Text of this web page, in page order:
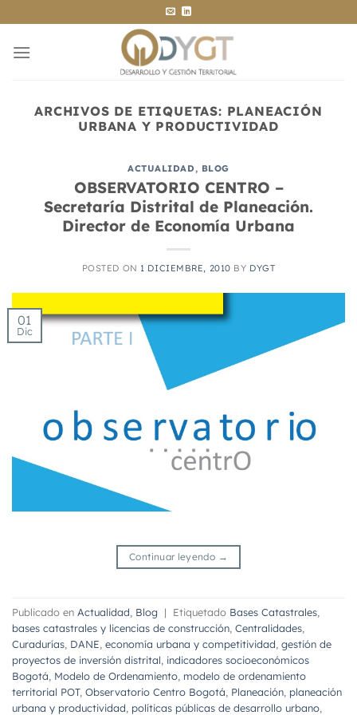
al
contenido
ARCHIVOS DE ETIQUETAS: PLANEACIÓN
URBANA Y PRODUCTIVIDAD
ACTUALIDAD, BLOG
OBSERVATORIO CENTRO –
Secretaría Distrital de Planeación.
Director de Economía Urbana
POSTED ON 1 DICIEMBRE, 2010 BY DYGT
01
Dic
Continuar leyendo →
Publicado en Actualidad Blog | Etiquetado Bases Catastrales
bases catastrales y licencias de construcción Centralidades
Curadurías DANE economía urbana y competitividad gestión de
proyectos de inversión distrital indicadores socioeconómicos
Bogotá Modelo de Ordenamiento modelo de ordenamiento
territorial POT, Observatorio Centro Bogotá Planeación planeación
urbana y productividad políticas públicas de desarrollo urbano